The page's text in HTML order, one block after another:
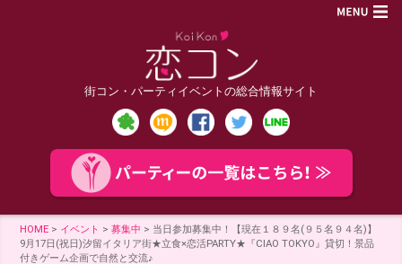
街コン・パーティイベントの総合情報サイト
HOME > イベント >募集中 > 当日参加募集中！【現在１８９名(９５名９４名)】
9月17日(祝日)汐留イタリア街★立食×恋活PARTY★『CIAO TOKYO』貸切！景品
付きゲーム企画で自然と交流♪